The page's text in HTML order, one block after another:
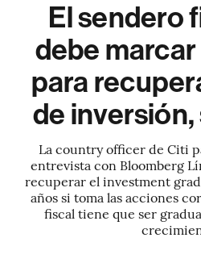
El sendero
debe
para
de
La country officer de Citi
entrevista con Bloomberg
recuperar el investment
años si toma las acciones
fiscal tiene que ser